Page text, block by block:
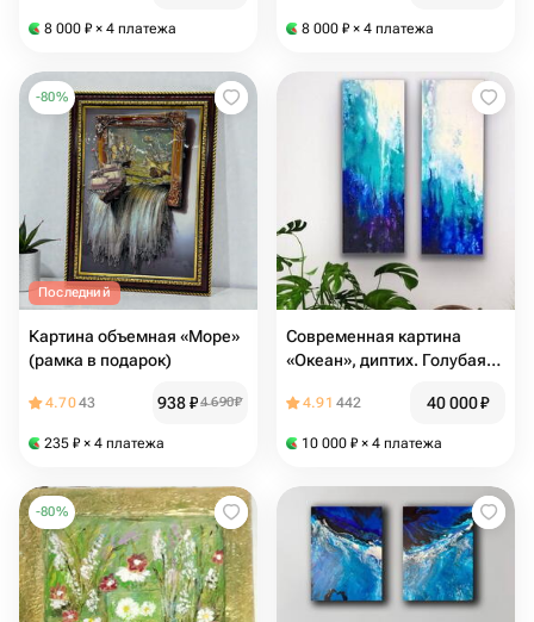
8 000 ₽ × 4 платежа 8 000 ₽ × 4 платежа
-80%
Последний
Картина объемная «Море»
(рамка в подарок)
4.7043 938₽4 690₽
235 ₽ × 4 платежа
Современная картина
«Океан», диптих. Голубая
картина море в дом
4.91 442 40 000₽
10 000 ₽ × 4 платежа
-80%